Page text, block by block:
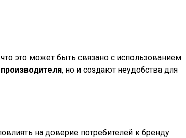
это может быть связано с использованием
, но и создают неудобства для
на доверие потребителей к бренду